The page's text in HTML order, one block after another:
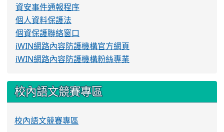
資安事件通報程序
個人資料保護法
個資保護聯絡窗口
iWIN網路內容防護機構官方網頁
iWIN網路內容防護機構粉絲專業
校內語文競賽專區
校內語文競賽專區